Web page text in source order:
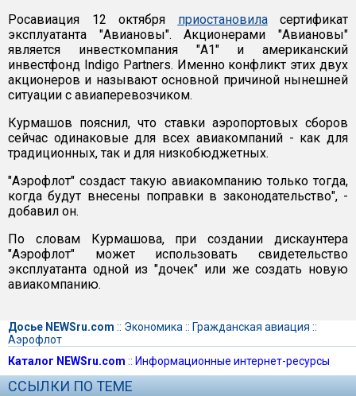
Росавиация 12 октября приостановиласертификат
эксплуатанта "Авиановы". Акционерами "Авиановы"
является инвесткомпания "А1" и американский
инвестфонд Indigo Partners. Именно конфликт этих двух
акционеров и называют основной причиной нынешней
ситуации с авиаперевозчиком.
Курмашов пояснил, что ставки аэропортовых сборов
сейчас одинаковые для всех авиакомпаний - как для
традиционных, так и для низкобюджетных.
"Аэрофлот" создаст такую авиакомпанию только тогда,
когда будут внесены поправки в законодательство", -
добавил он.
По словам Курмашова, при создании дискаунтера
"Аэрофлот" может использовать свидетельство
эксплуатанта одной из "дочек" или же создать новую
авиакомпанию.
Досье NEWSru.com :: Экономика :: Гражданская авиация ::
Аэрофлот
Каталог NEWSru.com :: Информационные интернет-ресурсы
ССЫЛКИ ПО ТЕМЕ